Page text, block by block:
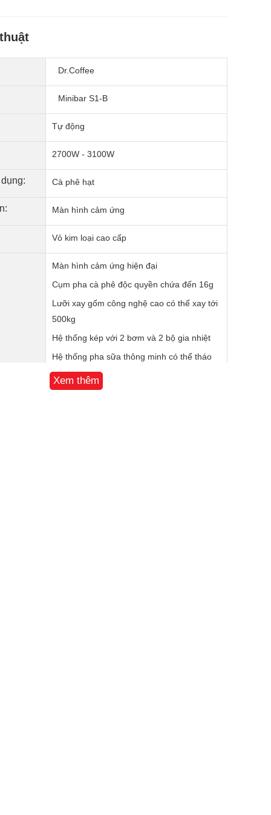
Dr.Coffee
Minibar S1-B
Tự động
2700W - 3100W
Cà phê hạt
Màn hình cảm ứng
Vỏ kim loại cao cấp
Màn hình cảm ứng hiện đại
Cụm pha cà phê độc quyền chứa đến 16g
Lưỡi xay gốm công nghệ cao có thể xay tới
500kg
Hệ thống kép với 2 bơm và 2 bộ gia nhiệt
Hệ thống pha sữa thông minh có thể tháo
rời
Pha cà phê và tạo bọt sữa chỉ với một chạm
Xem thêm